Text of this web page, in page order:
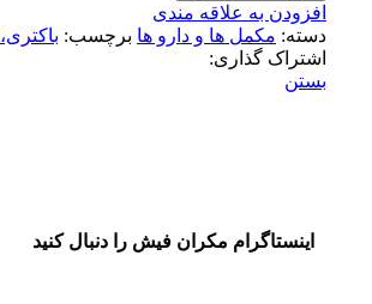
افزودن به علاقه مندی
دسته: مکمل ها و دارو ها برچسب: باکتری،nitro bacter،alita
اشتراک گذاری:
بستن
اینستاگرام مکران فیش را دنبال کنید